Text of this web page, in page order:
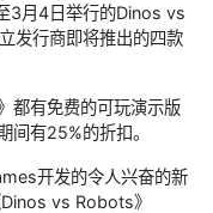
3月4日举行的Dinos vs
发行商即将推出的四款
都有免费的可玩演示版
间有25%的折扣。
开发的令人兴奋的新
vs Robots》